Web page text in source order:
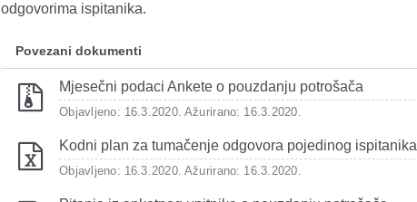
odgovorima ispitanika.
Povezani dokumenti
Mjesečni podaci Ankete o pouzdanju potrošača
Objavljeno: 16.3.2020. Ažurirano: 16.3.2020.
Kodni plan za tumačenje odgovora pojedinog ispitanika
Objavljeno: 16.3.2020. Ažurirano: 16.3.2020.